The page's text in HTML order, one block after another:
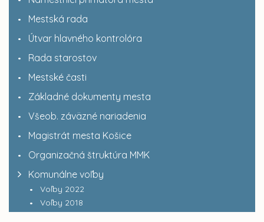
Mestská rada
Útvar hlavného kontrolóra
Rada starostov
Mestské časti
Základné dokumenty mesta
Všeob. záväzné nariadenia
Magistrát mesta Košice
Organizačná štruktúra MMK
Komunálne voľby
Voľby 2022
Voľby 2018